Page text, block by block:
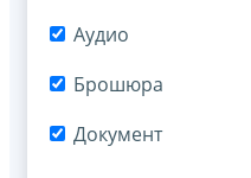
Аудио
Брошюра
Документ